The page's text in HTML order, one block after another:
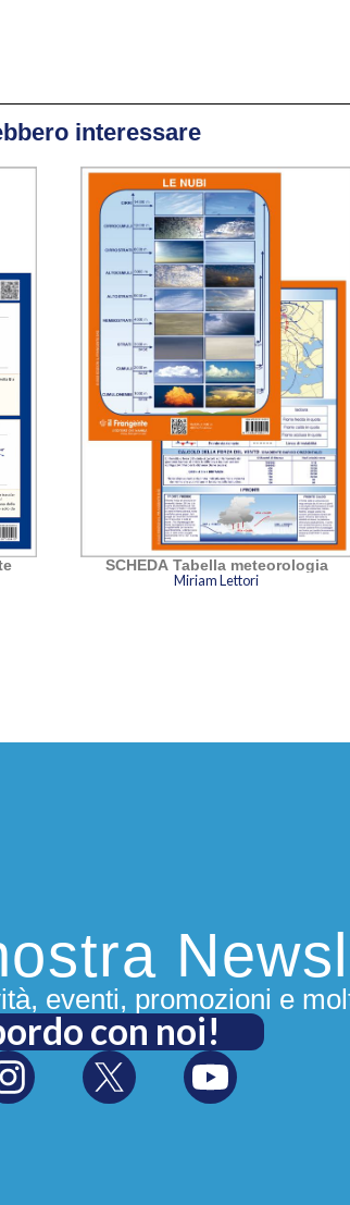
interessare
SCHEDA Tabella meteorologia
Miriam Lettori
eventi, promozioni e
con noi!